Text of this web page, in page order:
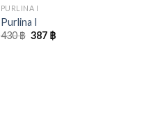
PURLINA I
Purlina I
430฿ Original
price
387 ฿Current